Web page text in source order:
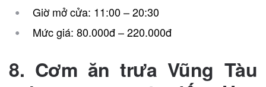
Giờ mở cửa: 11:00 – 20:30
Mức giá: 80.000đ – 220.000đ
8. Cơm ăn trưa Vũng Tàu